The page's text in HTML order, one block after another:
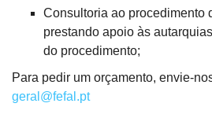
Consultoria ao procedimento
prestando apoio às
do procedimento;
Para pedir um orçamento, envie-
geral@fefal.pt